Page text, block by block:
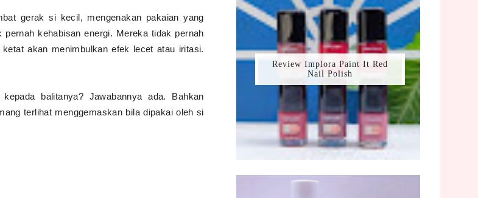
gerak si kecil, mengenakan pakaian yang
kehabisan energi. Mereka tidak pernah
akan menimbulkan efek lecet atau iritasi.
balitanya? Jawabannya ada. Bahkan
terlihat menggemaskan bila dipakai oleh si
Review Implora Paint It Red
Nail Polish